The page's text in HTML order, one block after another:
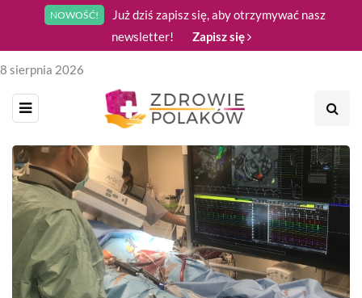
NOWOŚĆ!
Już dziś zapisz się, aby otrzymywać nasz
newsletter!
Zapisz się
8 sierpnia 2026